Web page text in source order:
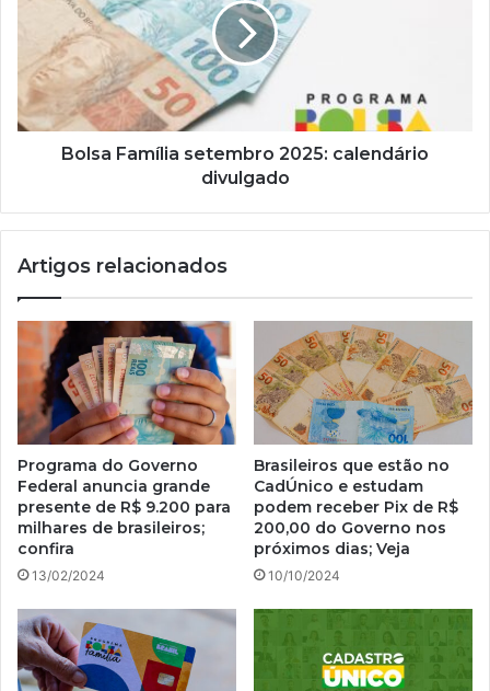
calendário
divulgado
Bolsa Família setembro 2025: calendário
divulgado
Artigos relacionados
Programa do Governo
Federal anuncia grande
presente de R$ 9.200 para
milhares de brasileiros;
confira
13/02/2024
Brasileiros que estão no
CadÚnico e estudam
podem receber Pix de R$
200,00 do Governo nos
próximos dias; Veja
10/10/2024